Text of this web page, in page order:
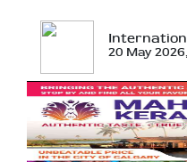
20 May